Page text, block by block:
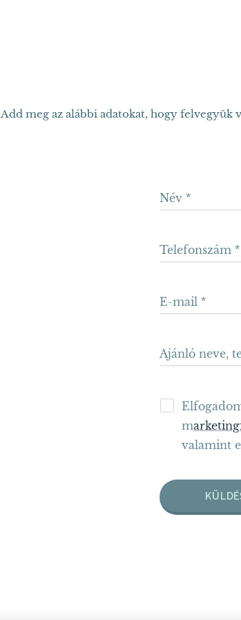
Add meg az alábbi adatokat, hogy felvegyük
Név
Telefonszám
E-mail
Ajánló neve,
m
valamint